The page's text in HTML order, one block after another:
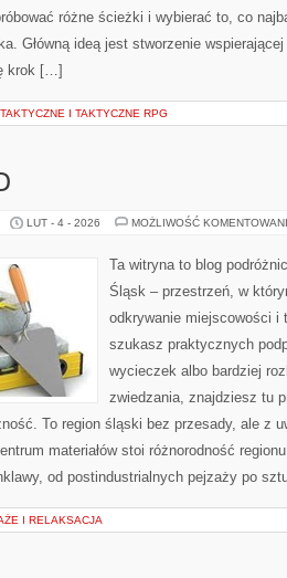
różne ścieżki i wybierać to, co
Główną ideą jest stworzenie
krok […]
I TAKTYCZNE RPG
LUT - 4 - 2026 MOŻLIWOŚĆ
Ta witryna to blog
Śląsk – przestrzeń, w
odkrywanie miejscowości i
szukasz praktycznych
wycieczek albo bardziej
zwiedzania, znajdziesz tu
To region śląski bez przesady, ale z
materiałów stoi różnorodność
od postindustrialnych pejzaży po
I RELAKSACJA